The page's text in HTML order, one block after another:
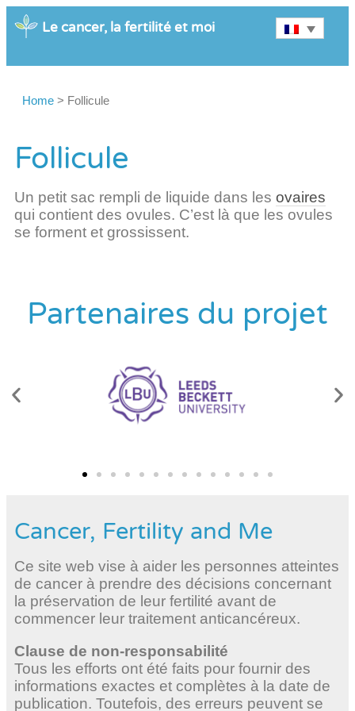
Le cancer, la fertilité et moi
Home > Follicule
Follicule
Un petit sac rempli de liquide dans les ovaires
qui contient des ovules. C’est là que les ovules
se forment et grossissent.
Partenaires du projet
Cancer, Fertility and Me
Ce site web vise à aider les personnes atteintes
de cancer à prendre des décisions concernant
la préservation de leur fertilité avant de
commencer leur traitement anticancéreux.
Clause de non-responsabilité
Tous les efforts ont été faits pour fournir des
informations exactes et complètes à la date de
publication. Toutefois, des erreurs peuvent se